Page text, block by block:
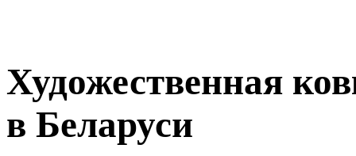
Художественная
в Беларуси